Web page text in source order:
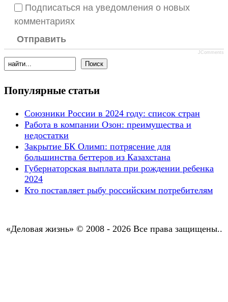
Подписаться на уведомления о новых
комментариях
Отправить
JComments
Популярные статьи
Союзники России в 2024 году: список стран
Работа в компании Озон: преимущества и
недостатки
Закрытие БК Олимп: потрясение для
большинства беттеров из Казахстана
Губернаторская выплата при рождении ребенка
2024
Кто поставляет рыбу российским потребителям
«Деловая жизнь» © 2008 - 2026 Все права защищены..